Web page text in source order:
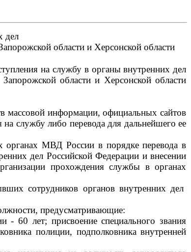
дел
области и Херсонской области
на службу в органы внутренних дел
области и Херсонской области
массовой информации, официальных сайтов
службу либо перевода для дальнейшего ее
органах МВД России в порядке перевода в
дел Российской Федерации и внесении
прохождения службы в органах
сотрудников органов внутренних дел
предусматривающие:
- 60 лет; присвоение специального звания
полиции, подполковника внутренней